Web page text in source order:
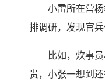
小雷所在营
排调研，发现官
比如，炊事
贵，小张一想到